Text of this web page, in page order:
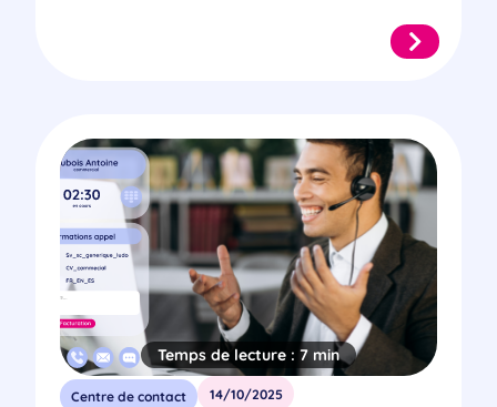
Temps de lecture : 7 min
Centre de contact 14/10/2025